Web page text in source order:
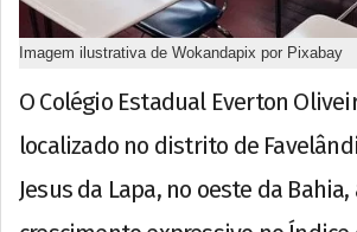
Imagem ilustrativa de Wokandapix por Pixabay
O Colégio Estadual Everton
localizado no distrito de
Jesus da Lapa, no oeste da